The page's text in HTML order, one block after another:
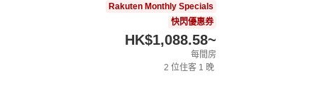
Rakuten Monthly Specials
快閃優惠券
HK$1,088.58~
每間房
2 位住客 1 晚